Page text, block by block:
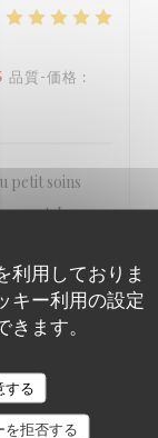
利用しておりま
キー利用の設定
ます。
する
を拒否する
品質-価格 :
petit soins
Le
品質-価格